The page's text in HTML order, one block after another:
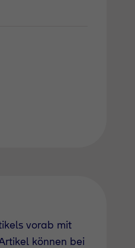
vorab mit
können bei